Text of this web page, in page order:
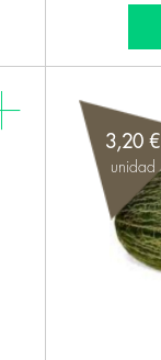
3,20 €
unidad